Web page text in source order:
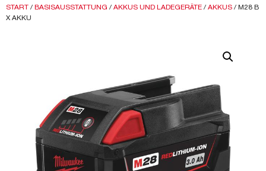
START / BASISAUSSTATTUNG / AKKUS UND LADEGERÄTE / AKKUS / M28 B
X AKKU